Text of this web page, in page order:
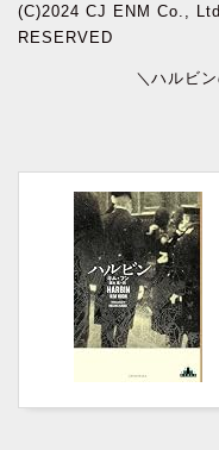
(C)2024 CJ ENM Co.,
RESERVED
＼ハルビ